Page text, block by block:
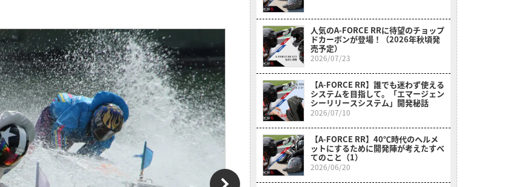
人気のA-FORCE RRに待望のチョップ
ドカーボンが登場！（2026年秋頃発
売予定）
2026/07/23
【A-FORCE RR】誰でも迷わず使える
システムを目指して。「エマージェン
シーリリースシステム」開発秘話
2026/07/10
【A-FORCE RR】40℃時代のヘルメ
ットにするために開発陣が考えたすべ
てのこと（1）
2026/06/20